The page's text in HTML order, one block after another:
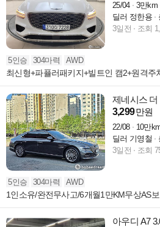
25/04 3만km
딜러 정한용
3일전
조회
5인승 304마력 AWD
최신형+파퓰러패키지+빌트인 캠2+원격주
제네시스 더
3,299만원
22/08 10만
딜러 기영철
3일전
조회
5인승 304마력 AWD
1인소유/완전무사고/6개월1만KM무상AS
아우디 A7